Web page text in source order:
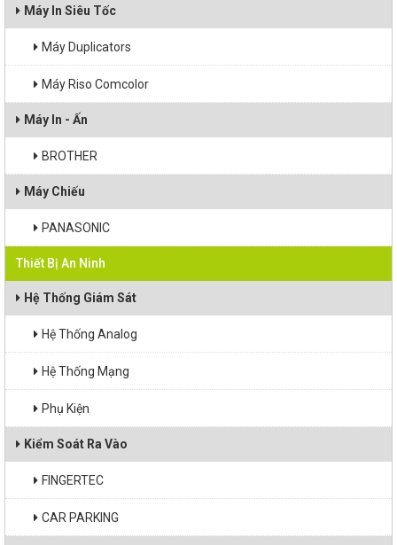
Hệ Thống Giám Sát
Kiểm Soát Ra Vào
Chuông Cửa Có Hình
Thiết Bị Hạ Tầng
Hội Nghị Truyền Hình
Màn Hình Chuyên Dụng
Máy Chiếu Laser 4K
Thiết bị điện năng lượng mặt trời
Máy In Siêu Tốc
Máy Duplicators
Máy Riso Comcolor
Máy In - Ấn
BROTHER
Máy Chiếu
PANASONIC
Thiết Bị An Ninh
Hệ Thống Giám Sát
Hệ Thống Analog
Hệ Thống Mạng
Phụ Kiện
Kiểm Soát Ra Vào
FINGERTEC
CAR PARKING